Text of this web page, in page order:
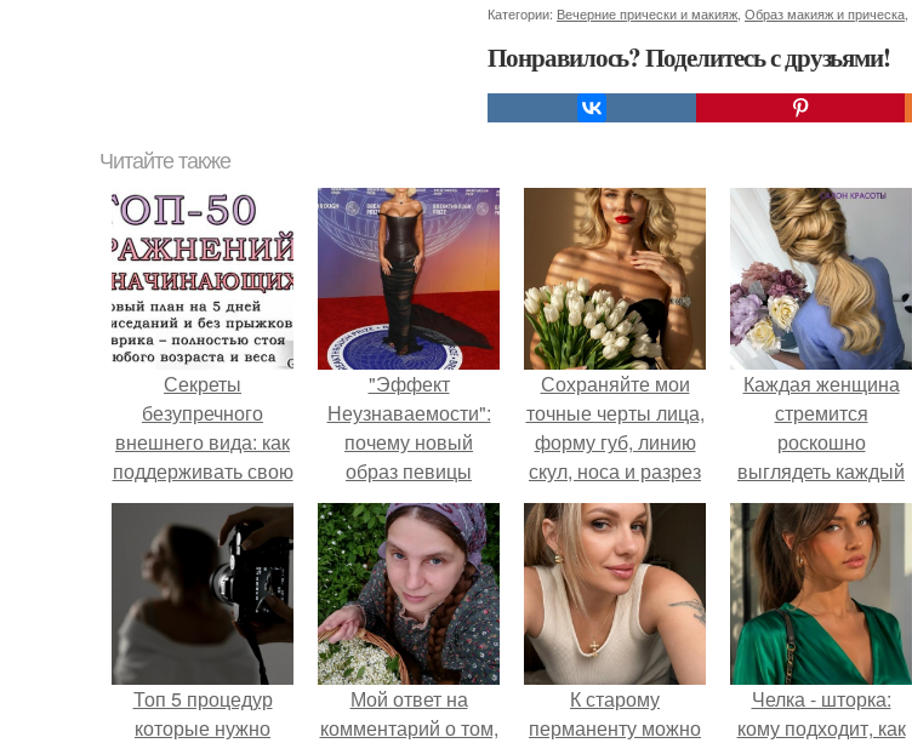
Категории: Вечерние прически и макияж Образ макияж и прическа
Понравилось? Поделитесь с друзьями!
Читайте также
Секреты
безупречного
внешнего вида: как
поддерживать свою
красоту
"Эффект
Неузнаваемости":
почему новый
образ певицы
вызвал споры о
гранях
возможного?
Сохраняйте мои
точные черты лица,
форму губ, линию
скул, носа и разрез
глаз.
Каждая женщина
стремится
роскошно
выглядеть каждый
день.
Топ 5 процедур
которые нужно
Мой ответ на
комментарий о том,
К старому
перманенту можно
Челка - шторка:
кому подходит, как